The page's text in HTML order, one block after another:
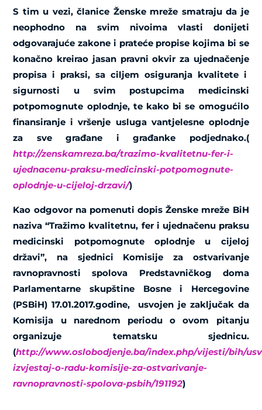
S tim u vezi, članice Ženske mreže smatraju da je
neophodno na svim nivoima vlasti donijeti
odgovarajuće zakone i prateće propise kojima bi se
konačno kreirao jasan pravni okvir za ujednačenje
propisa i praksi, sa ciljem osiguranja kvalitete i
sigurnosti u svim postupcima medicinski
potpomognute oplodnje, te kako bi se omogućilo
finansiranje i vršenje usluga vantjelesne oplodnje
za sve građane i građanke podjednako.(
http://zenskamreza.ba/trazimo-kvalitetnu-fer-i-
ujednacenu-praksu-medicinski-potpomognute-
oplodnje-u-cijeloj-drzavi/)
Kao odgovor na pomenuti dopis Ženske mreže BiH
naziva “Tražimo kvalitetnu, fer i ujednačenu praksu
medicinski potpomognute oplodnje u cijeloj
državi”, na sjednici Komisije za ostvarivanje
ravnopravnosti spolova Predstavničkog doma
Parlamentarne skupštine Bosne i Hercegovine
(PSBiH) 17.01.2017.godine, usvojen je zaključak da
Komisija u narednom periodu o ovom pitanju
organizuje tematsku sjednicu.
(http://www.oslobodjenje.ba/index.php/vijesti/bih/
izvjestaj-o-radu-komisije-za-ostvarivanje-
ravnopravnosti-spolova-psbih/191192)